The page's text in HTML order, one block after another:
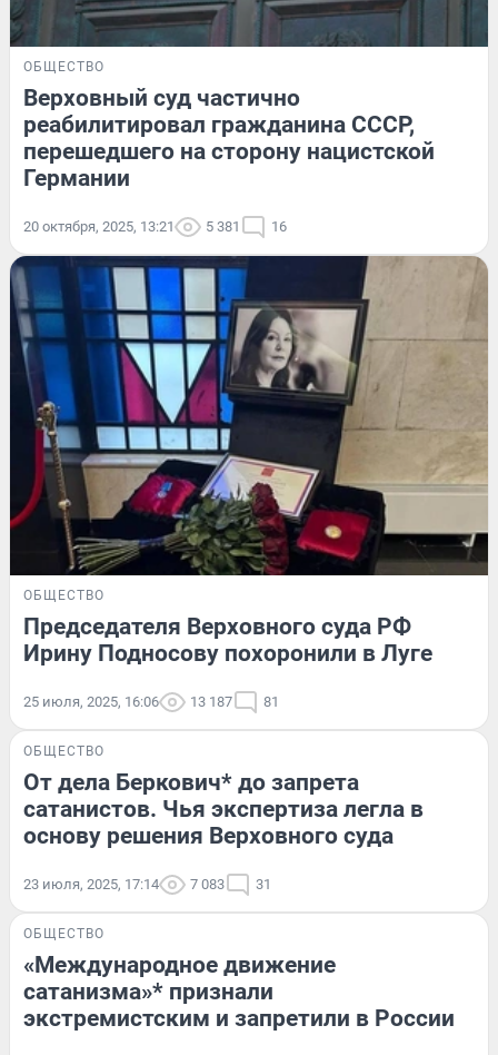
ОБЩЕСТВО
Верховный суд частично
реабилитировал гражданина СССР,
перешедшего на сторону нацистской
Германии
20 октября, 2025, 13:21 5 381 16
ОБЩЕСТВО
Председателя Верховного суда РФ
Ирину Подносову похоронили в Луге
25 июля, 2025, 16:06 13 187 81
ОБЩЕСТВО
От дела Беркович* до запрета
сатанистов. Чья экспертиза легла в
основу решения Верховного суда
23 июля, 2025, 17:14 7 083 31
ОБЩЕСТВО
«Международное движение
сатанизма»* признали
экстремистским и запретили в России